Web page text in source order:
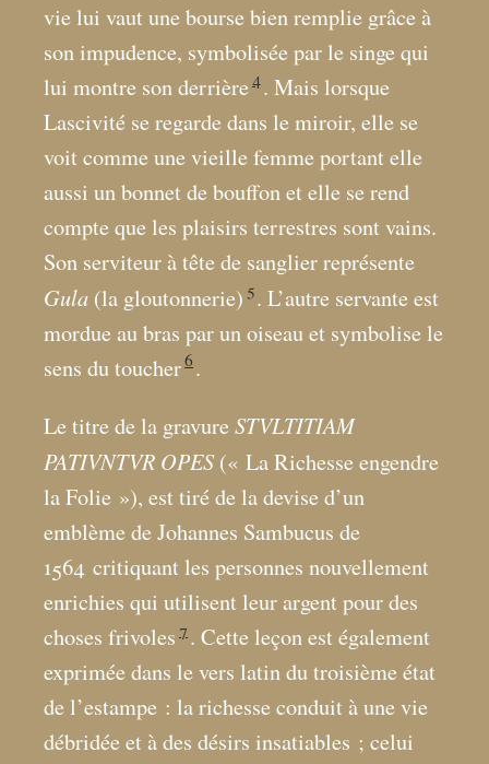
vie lui vaut une bourse bien remplie grâce à
son impudence, symbolisée par le singe qui
lui montre son derrière4. Mais lorsque
Lascivité se regarde dans le miroir, elle se
voit comme une vieille femme portant elle
aussi un bonnet de bouffon et elle se rend
compte que les plaisirs terrestres sont vains.
Son serviteur à tête de sanglier représente
Gula (la gloutonnerie) 5. L’autre servante est
mordue au bras par un oiseau et symbolise le
sens du toucher6 .
Le titre de la gravureSTVLTITIAM
PATIVNTVR OPES(« La Richesse engendre
la Folie »), est tiré de la devise d’un
emblème de Johannes Sambucus de
1564 critiquant les personnes nouvellement
enrichies qui utilisent leur argent pour des
choses frivoles 7 . Cette leçon est également
exprimée dans le vers latin du troisième état
de l’estampe : la richesse conduit à une vie
débridée et à des désirs insatiables ; celui